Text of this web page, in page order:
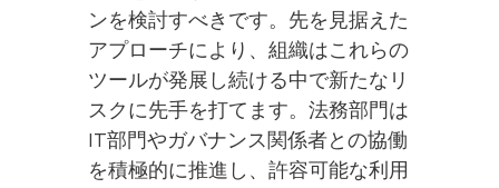
ンを検討すべきです。先を見据えた
アプローチにより、組織はこれらの
ツールが発展し続ける中で新たなリ
スクに先手を打てます。法務部門は
IT部門やガバナンス関係者との協働
を積極的に推進し、許容可能な利用